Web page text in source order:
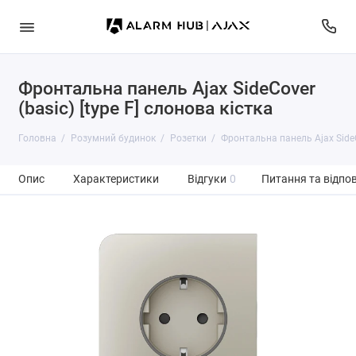
Фронтальна панель Ajax SideCover
(basic) [type F] слонова кістка
Головна Розумний будинок Розетки Фронтальна панель Ajax
Опис Характеристики Відгуки 0 Питання та